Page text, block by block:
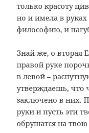
только красоту
но и имела в
философию, и
Знай же, о вторая
правой руке
в левой –
утверждаешь, что
заключено в них.
руки и пусть эти
обрушатся на твою